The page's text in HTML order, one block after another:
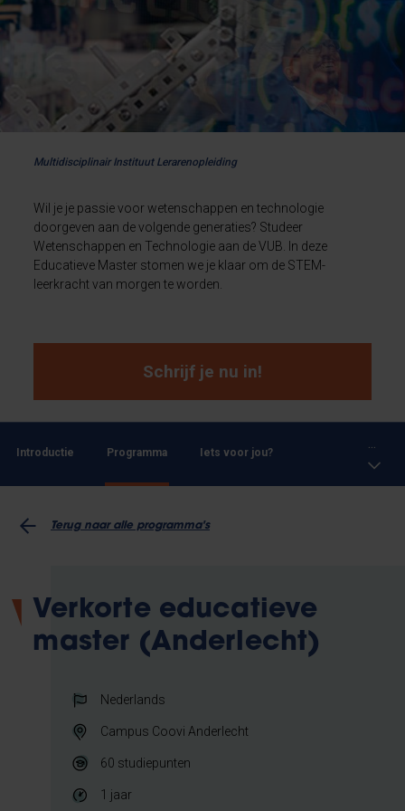
Multidisciplinair Instituut Lerarenopleiding
Wil je je passie voor wetenschappen en technologie
doorgeven aan de volgende generaties? Studeer
Wetenschappen en Technologie aan de VUB. In deze
Educatieve Master stomen we je klaar om de STEM-
leerkracht van morgen te worden.
Schrijf je nu in!
Introductie Programma Iets voor jou?
Terug naar alle programma's
Verkorte educatieve
master (Anderlecht)
Nederlands
Campus Coovi Anderlecht
60 studiepunten
1 jaar